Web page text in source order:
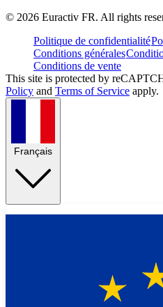
© 2026 Euractiv FR. All rights
Politique de confidentialité
Conditions générales
Conditions de vente
This site is protected by
Policy and Terms of Service apply.
Français